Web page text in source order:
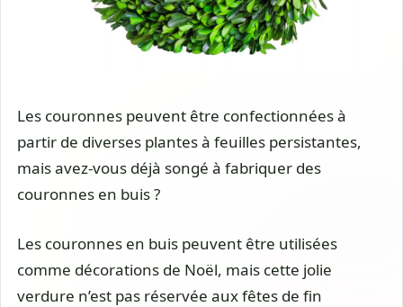
Les couronnes peuvent être confectionnées à
partir de diverses plantes à feuilles persistantes,
mais avez-vous déjà songé à fabriquer des
couronnes en buis ?
Les couronnes en buis peuvent être utilisées
comme décorations de Noël, mais cette jolie
verdure n’est pas réservée aux fêtes de fin